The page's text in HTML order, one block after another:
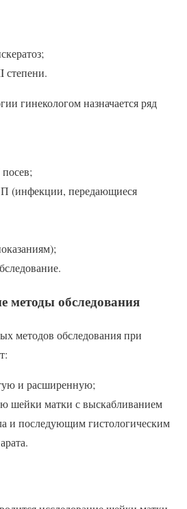
степени.
гинекологом назначается ряд
(инфекции, передающиеся
методы обследования
методов обследования при
и расширенную;
шейки матки с выскабливанием
и последующим гистологическим